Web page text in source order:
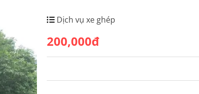
Dịch vụ xe ghép
200,000đ